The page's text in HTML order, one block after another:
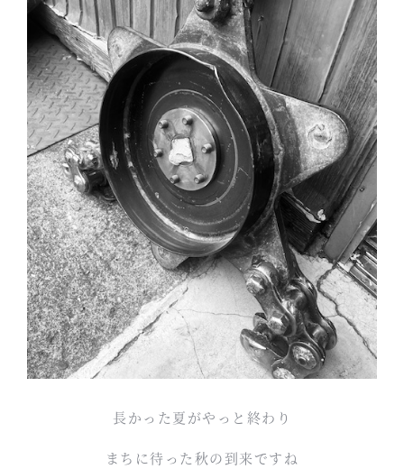
長かった夏がやっと終わり
まちに待った秋の到来ですね